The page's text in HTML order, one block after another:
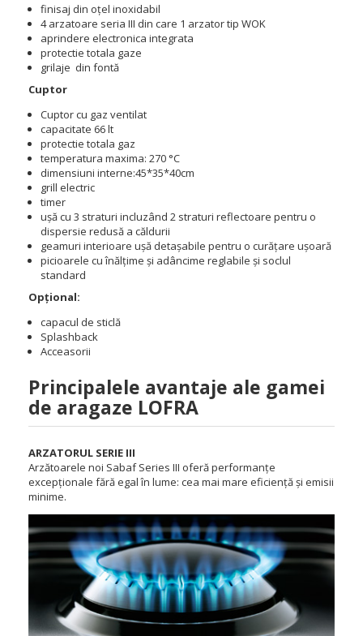
finisaj din oțel inoxidabil
4 arzatoare seria III din care 1 arzator tip WOK
aprindere electronica integrata
protectie totala gaze
grilaje din fontă
Cuptor
Cuptor cu gaz ventilat
capacitate 66 lt
protectie totala gaz
temperatura maxima: 270 °C
dimensiuni interne:45*35*40cm
grill electric
timer
ușă cu 3 straturi incluzând 2 straturi reflectoare pentru o
dispersie redusă a căldurii
geamuri interioare ușă detașabile pentru o curățare ușoară
picioarele cu înălțime și adâncime reglabile și soclul
standard
Opțional:
capacul de sticlă
Splashback
Acceasorii
Principalele avantaje ale gamei
de aragaze LOFRA
ARZATORUL SERIE III
Arzătoarele noi Sabaf Series III oferă performanțe
excepționale fără egal în lume: cea mai mare eficiență și emisii
minime.